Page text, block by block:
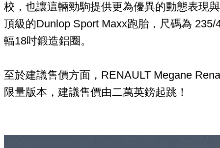
校，也讓這輛勁駒提供更為優異的動態表現
頂級的Dunlop Sport Maxx跑胎，尺碼為
輻18吋鍛造鋁圈。
至於建議售價方面，RENAULT Megane
限量版本，建議售價由二萬英鎊起跳！